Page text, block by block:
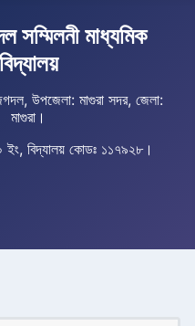
মাধ্যমিক
বিদ্যালয়
উপজেলা: মাগুরা সদর, জেলা:
মাগুরা।
বিদ্যালয় কোডঃ ১১৭৯২৮।